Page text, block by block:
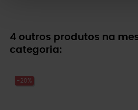
4 outros produtos na
categoria:
-20%